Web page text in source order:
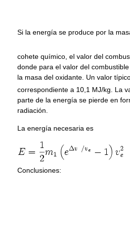
Si la energía se produce por la
cohete químico, el valor del
donde para el valor del
la masa del oxidante. Un valor
correspondiente a 10,1 MJ/kg. La
parte de la energía se pierde en
radiación.
La energía necesaria es
Conclusiones: